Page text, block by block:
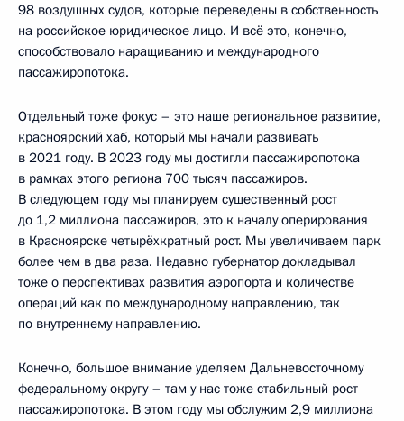
98 воздушных судов, которые переведены в собственность
на российское юридическое лицо. И всё это, конечно,
способствовало наращиванию и международного
пассажиропотока.
Отдельный тоже фокус – это наше региональное развитие,
красноярский хаб, который мы начали развивать
в 2021 году. В 2023 году мы достигли пассажиропотока
в рамках этого региона 700 тысяч пассажиров.
В следующем году мы планируем существенный рост
до 1,2 миллиона пассажиров, это к началу оперирования
в Красноярске четырёхкратный рост. Мы увеличиваем парк
более чем в два раза. Недавно губернатор докладывал
тоже о перспективах развития аэропорта и количестве
операций как по международному направлению, так
по внутреннему направлению.
Конечно, большое внимание уделяем Дальневосточному
федеральному округу – там у нас тоже стабильный рост
пассажиропотока. В этом году мы обслужим 2,9 миллиона